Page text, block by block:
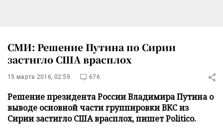
СМИ: Решение Путина по Сирии
застигло США врасплох
15 марта 2016, 02:59 676
Решение президента России Владимира Путина о
выводе основной части группировки ВКС из
Сирии застигло США врасплох, пишет Politico.